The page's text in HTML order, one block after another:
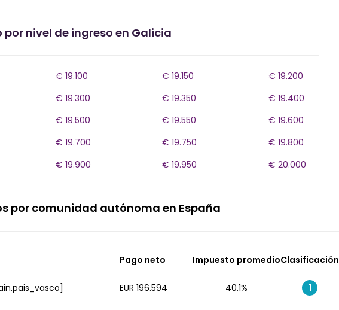
por nivel de ingreso en Galicia
€ 19.100 € 19.150
€ 19.200
€ 19.300 € 19.350
€ 19.400
€ 19.500 € 19.550
€ 19.600
€ 19.700 € 19.750
€ 19.800
€ 19.900 € 19.950 € 20.000
por comunidad autónoma en España
Pago neto Impuesto promedioClasificación
EUR 196.594 40.1% 1